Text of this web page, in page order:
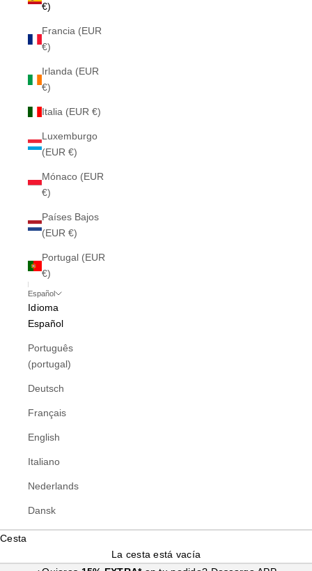
€)
Francia (EUR
€)
Irlanda (EUR
€)
Italia (EUR €)
Luxemburgo
(EUR €)
Mónaco (EUR
€)
Países Bajos
(EUR €)
Portugal (EUR
€)
Español
Idioma
Español
Português
(portugal)
Deutsch
Français
English
Italiano
Nederlands
Dansk
Cesta
La cesta está vacía